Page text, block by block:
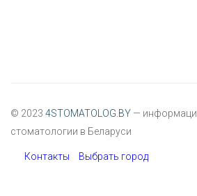
© 2023 4STOMATOLOG.BY —
стоматологии в Беларуси
Контакты Выбрать город